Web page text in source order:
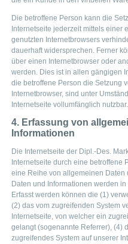
Die betroffene Person kann die
Internetseite jederzeit mittels
genutzten Internetbrowsers
dauerhaft widersprechen. Ferner
über einen Internetbrowser oder
werden. Dies ist in allen gängigen
die betroffene Person die Setzung
Internetbrowser, sind unter
Internetseite vollumfänglich nutzbar.
4. Erfassung von
Informationen
Die Internetseite der Dipl.-Des.
Internetseite durch eine betroffene
eine Reihe von allgemeinen
Daten und Informationen werden
Erfasst werden können die (1)
(2) das vom zugreifenden System
Internetseite, von welcher ein
gelangt (sogenannte Referrer), (4)
zugreifendes System auf unserer